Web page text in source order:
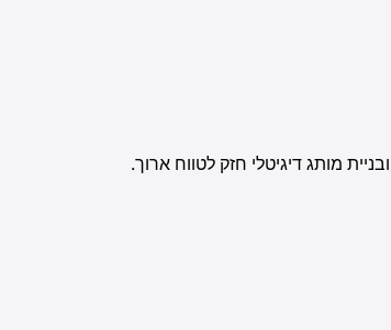
מותג דיגיטלי חזק לטווח ארוך.